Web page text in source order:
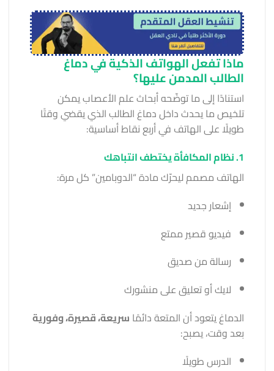
ماذا تفعل الهواتف الذكية في دماغ
الطالب المدمن عليها؟
استنادًا إلى ما توضّحه أبحاث علم الأعصاب يمكن
تلخيص ما يحدث داخل دماغ الطالب الذي يقضي وقتًا
طويلًا على الهاتف في أربع نقاط أساسية:
1. نظام المكافأة يختطف انتباهك
الهاتف مصمم ليحرّك مادة “الدوبامين” كل مرة:
إشعار جديد
فيديو قصير ممتع
رسالة من صديق
لايك أو تعليق على منشورك
الدماغ يتعود أن المتعة دائمًا سريعة، قصيرة، وفورية
بعد وقت، يصبح:
الدرس طويلًا